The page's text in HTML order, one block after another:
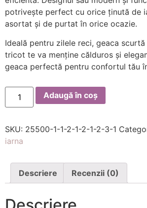
potrivește perfect cu orice ținută de
asortat și de purtat în orice ocazie.
Ideală pentru zilele reci, geaca
tricot te va menține călduros și
geaca perfectă pentru confortul tău
Adaugă în coș
SKU: 25500-1-1-2-1-2-1-2-3-1
iarna
Descriere Recenzii (0)